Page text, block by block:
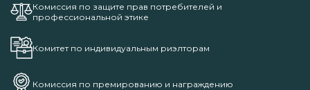
Комиссия по защите прав потребителей и
профессиональной этике
Комитет по индивидуальным риэлторам
Комиссия по премированию и награждению